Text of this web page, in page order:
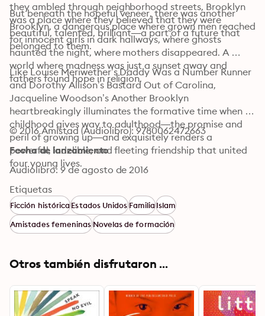
they ambled through neighborhood streets, Brooklyn
was a place where they believed that they were
beautiful, talented, brilliant—a part of a future that
belonged to them.
But beneath the hopeful veneer, there was another
Brooklyn, a dangerous place where grown men reached
for innocent girls in dark hallways, where ghosts
haunted the night, where mothers disappeared. A
world where madness was just a sunset away and
fathers found hope in religion.
Like Louise Meriwether’s Daddy Was a Number Runner
and Dorothy Allison’s Bastard Out of Carolina,
Jacqueline Woodson’s Another Brooklyn
heartbreakingly illuminates the formative time when
childhood gives way to adulthood—the promise and
peril of growing up—and exquisitely renders a
powerful, indelible, and fleeting friendship that united
four young lives.
© 2016 Amistad (Audiolibro): 9780062472663
Fecha de lanzamiento
Audiolibro: 9 de agosto de 2016
Etiquetas
Ficción históricaEstados UnidosFamiliaIslam
Amistades femeninasNovelas de formación
Otros también disfrutaron ...